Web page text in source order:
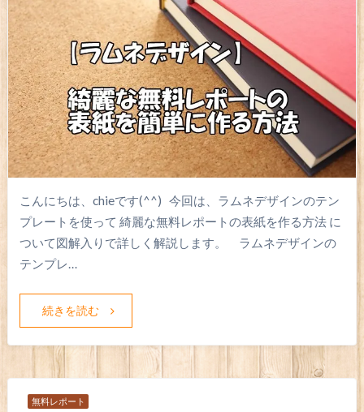
こんにちは、chieです(^^) 今回は、ラムネデザインのテン
プレートを使って 綺麗な無料レポートの表紙を作る方法 に
ついて図解入りで詳しく解説します。 ラムネデザインの
テンプレ…
続きを読む
無料レポート